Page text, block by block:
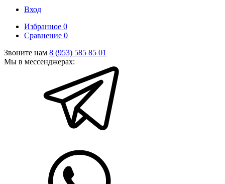
Вход
Избранное 0
Сравнение 0
Звоните нам 8 (953) 585 85 01
Мы в мессенджерах: